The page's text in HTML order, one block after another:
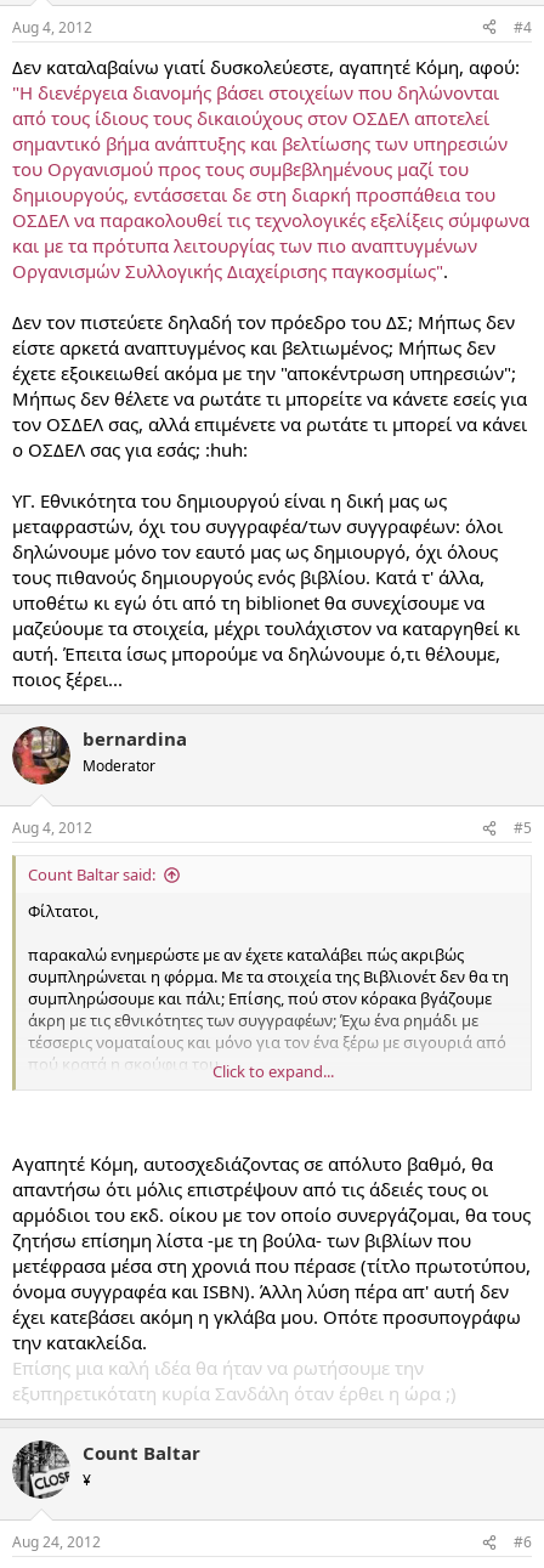
Aug 4, 2012 #4
Δεν καταλαβαίνω γιατί δυσκολεύεστε, αγαπητέ Κόμη, αφού:
"Η διενέργεια διανομής βάσει στοιχείων που δηλώνονται
από τους ίδιους τους δικαιούχους στον ΟΣΔΕΛ αποτελεί
σημαντικό βήμα ανάπτυξης και βελτίωσης των υπηρεσιών
του Οργανισμού προς τους συμβεβλημένους μαζί του
δημιουργούς, εντάσσεται δε στη διαρκή προσπάθεια του
ΟΣΔΕΛ να παρακολουθεί τις τεχνολογικές εξελίξεις σύμφωνα
και με τα πρότυπα λειτουργίας των πιο αναπτυγμένων
Οργανισμών Συλλογικής Διαχείρισης παγκοσμίως".
Δεν τον πιστεύετε δηλαδή τον πρόεδρο του ΔΣ; Μήπως δεν
είστε αρκετά αναπτυγμένος και βελτιωμένος; Μήπως δεν
έχετε εξοικειωθεί ακόμα με την "αποκέντρωση υπηρεσιών";
Μήπως δεν θέλετε να ρωτάτε τι μπορείτε να κάνετε εσείς για
τον ΟΣΔΕΛ σας, αλλά επιμένετε να ρωτάτε τι μπορεί να κάνει
ο ΟΣΔΕΛ σας για εσάς; :huh:
ΥΓ. Εθνικότητα του δημιουργού είναι η δική μας ως
μεταφραστών, όχι του συγγραφέα/των συγγραφέων: όλοι
δηλώνουμε μόνο τον εαυτό μας ως δημιουργό, όχι όλους
τους πιθανούς δημιουργούς ενός βιβλίου. Κατά τ' άλλα,
υποθέτω κι εγώ ότι από τη biblionet θα συνεχίσουμε να
μαζεύουμε τα στοιχεία, μέχρι τουλάχιστον να καταργηθεί κι
αυτή. Έπειτα ίσως μπορούμε να δηλώνουμε ό,τι θέλουμε,
ποιος ξέρει...
bernardina
Moderator
Aug 4, 2012 #5
Count Baltar said:
Φίλτατοι,
παρακαλώ ενημερώστε με αν έχετε καταλάβει πώς ακριβώς
συμπληρώνεται η φόρμα. Με τα στοιχεία της Βιβλιονέτ δεν θα τη
συμπληρώσουμε και πάλι; Επίσης, πού στον κόρακα βγάζουμε
άκρη με τις εθνικότητες των συγγραφέων; Έχω ένα ρημάδι με
τέσσερις νοματαίους και μόνο για τον ένα ξέρω με σιγουριά από
πού κρατά η σκούφια του.Click to expand...
Αγαπητέ Κόμη, αυτοσχεδιάζοντας σε απόλυτο βαθμό, θα
απαντήσω ότι μόλις επιστρέψουν από τις άδειές τους οι
αρμόδιοι του εκδ. οίκου με τον οποίο συνεργάζομαι, θα τους
ζητήσω επίσημη λίστα -με τη βούλα- των βιβλίων που
μετέφρασα μέσα στη χρονιά που πέρασε (τίτλο πρωτοτύπου,
όνομα συγγραφέα και ISBN). Άλλη λύση πέρα απ' αυτή δεν
έχει κατεβάσει ακόμη η γκλάβα μου. Οπότε προσυπογράφω
την κατακλείδα.
Επίσης μια καλή ιδέα θα ήταν να ρωτήσουμε την
εξυπηρετικότατη κυρία Σανδάλη όταν έρθει η ώρα ;)
Count Baltar
¥
Aug 24, 2012 #6